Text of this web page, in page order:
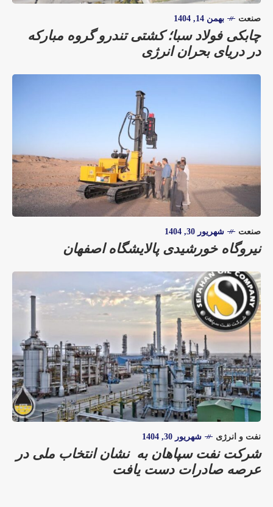
صنعت بهمن 14, 1404
چابکی فولاد سبا؛ کشتی تندرو گروه مبارکه
در دریای بحران انرژی
صنعت شهریور 30, 1404
نیروگاه خورشیدی پالایشگاه اصفهان
نفت و انرژی شهریور 30, 1404
شرکت نفت سپاهان به نشان انتخاب ملی در
عرصه صادرات دست یافت